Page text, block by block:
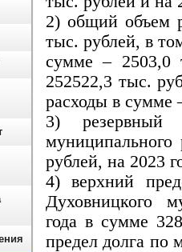
2) общий объем
тыс. рублей, в
сумме – 2503,0
252522,3 тыс.
расходы в сумме
3) резервный
рублей, на 2023
4) верхний
Духовницкого
года в сумме
предел долга по